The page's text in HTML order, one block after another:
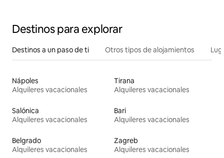
Destinos para explorar
Destinos a un paso de ti Otros tipos de alojamientos
Nápoles
Alquileres vacacionales
Tirana
Alquileres vacacionales
Salónica
Alquileres vacacionales
Bari
Alquileres vacacionales
Belgrado
Alquileres vacacionales
Zagreb
Alquileres vacacionales